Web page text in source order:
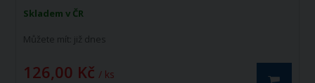
Skladem v ČR
Můžete mít: již dnes
126,00 Kč / ks